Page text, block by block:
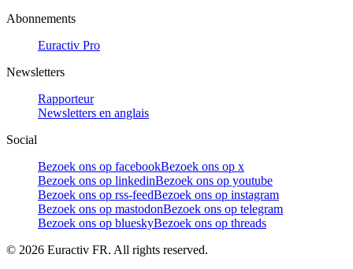
Abonnements
Euractiv Pro
Newsletters
Rapporteur
Newsletters en anglais
Social
Bezoek ons op facebookBezoek ons op x
Bezoek ons op linkedinBezoek ons op youtube
Bezoek ons op rss-feedBezoek ons op instagram
Bezoek ons op mastodonBezoek ons op telegram
Bezoek ons op blueskyBezoek ons op threads
© 2026 Euractiv FR. All rights reserved.